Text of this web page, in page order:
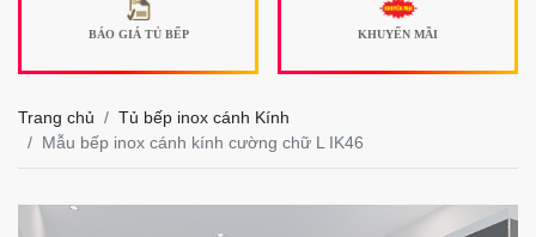
BÁO GIÁ TỦ BẾP KHUYẾN MÃI
Trang chủ
Tủ bếp inox cánh Kính
Mẫu bếp inox cánh kính cường chữ L IK46